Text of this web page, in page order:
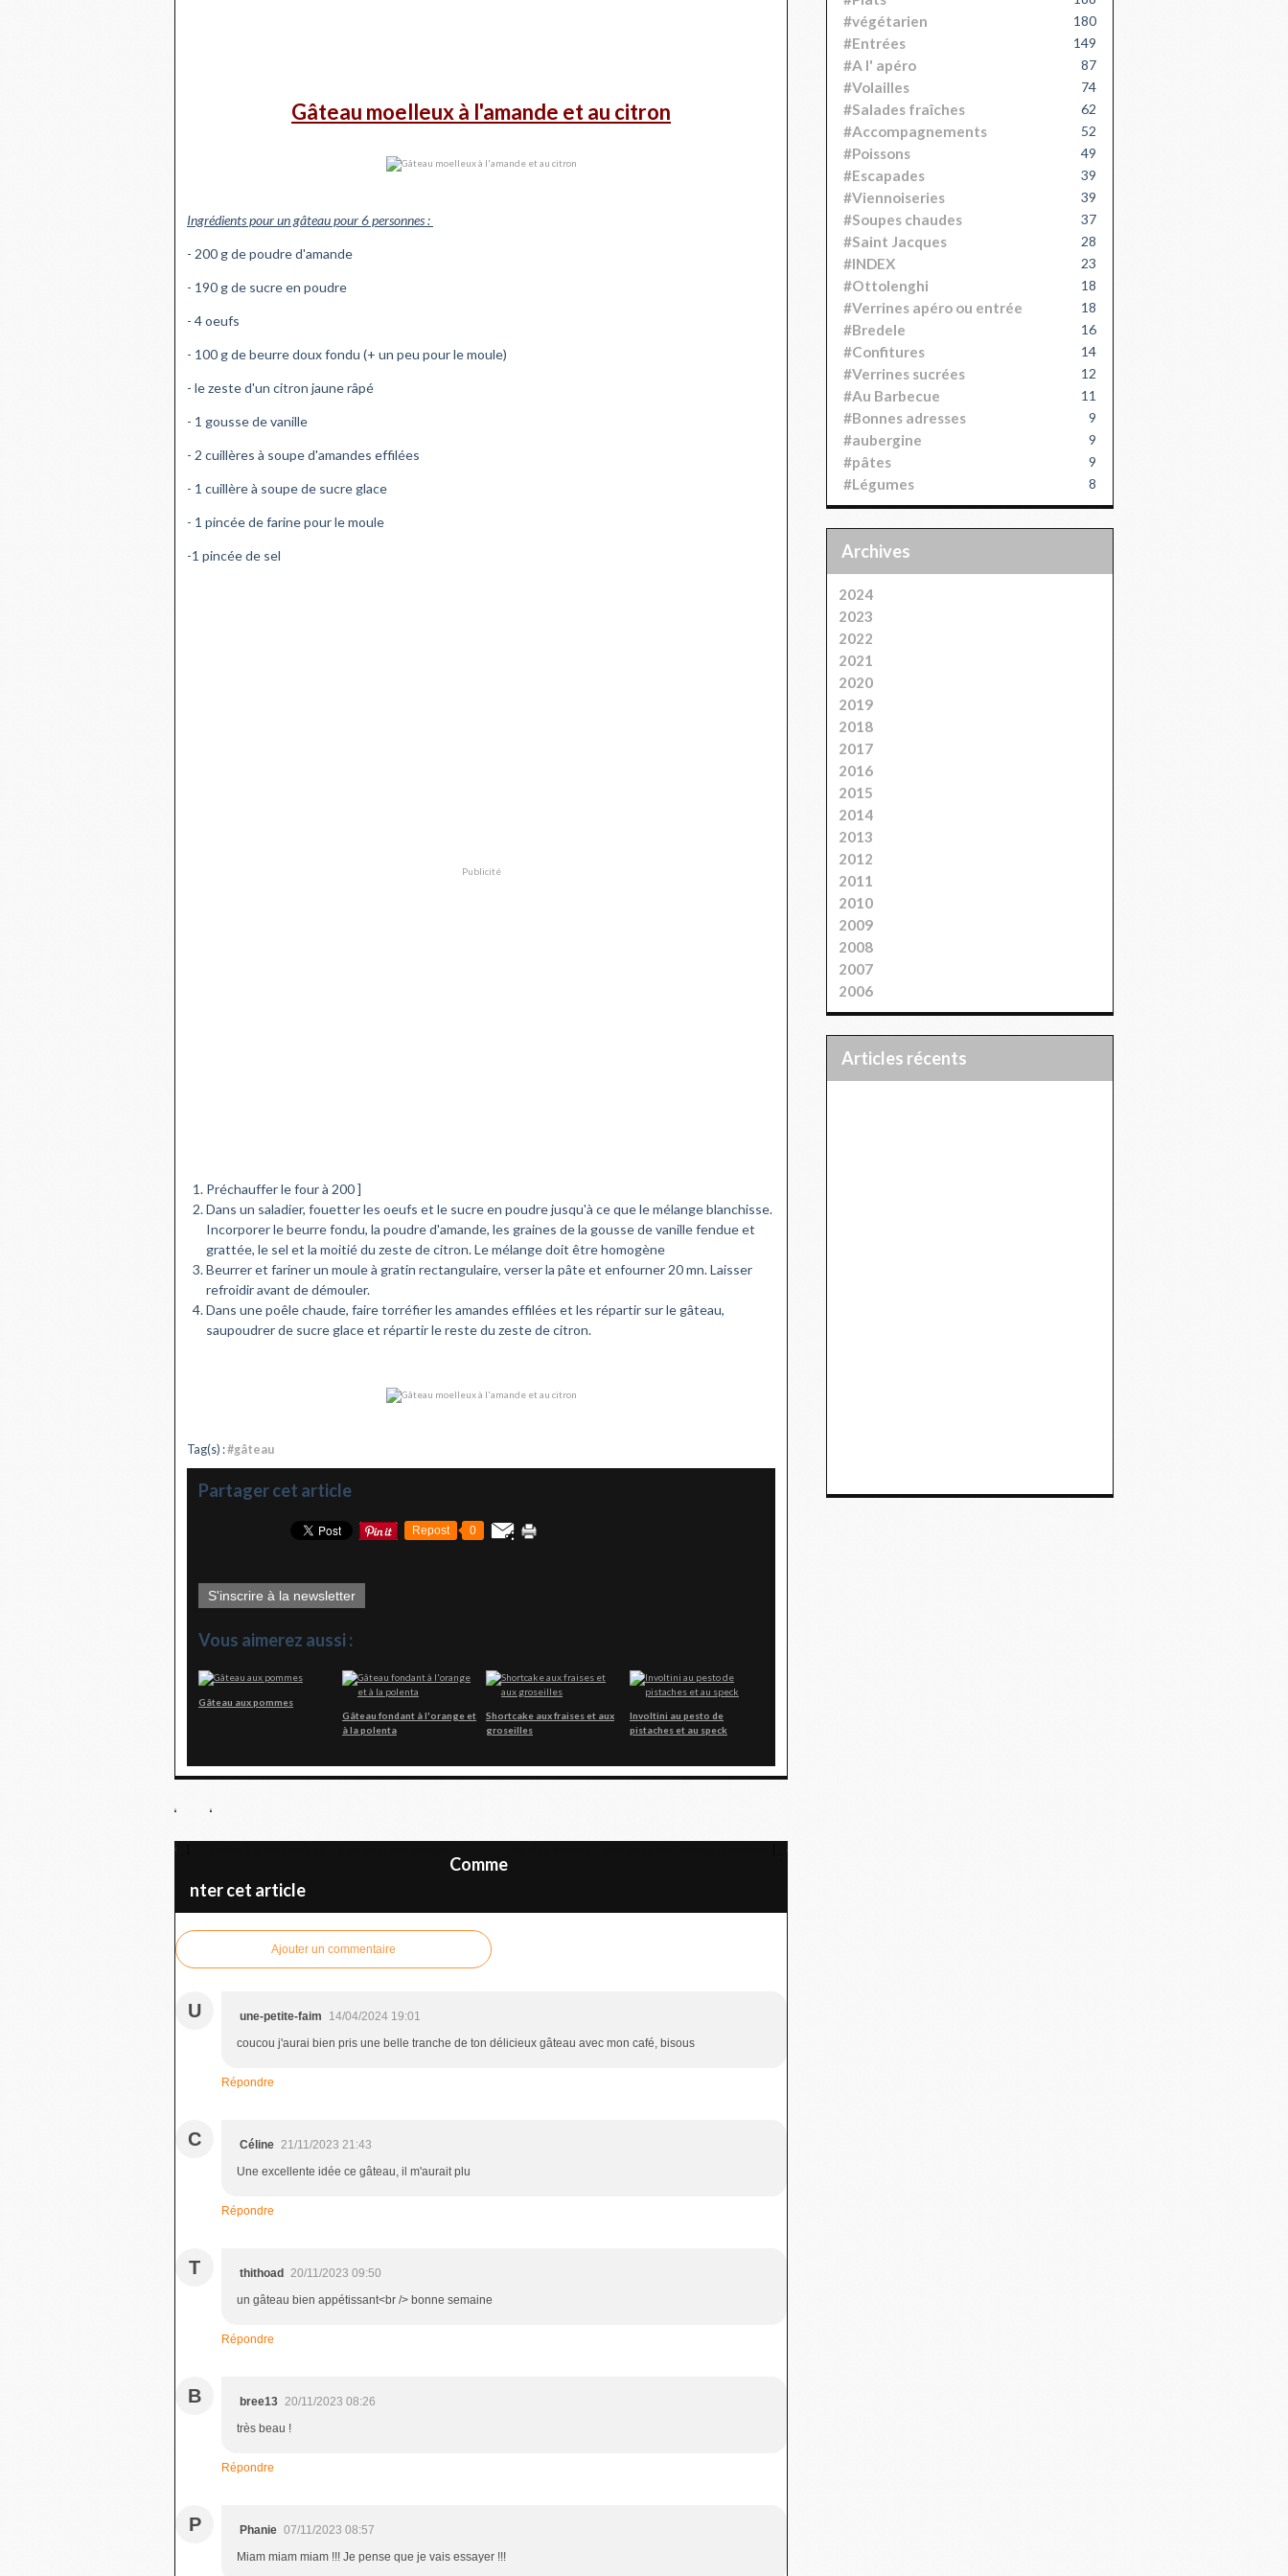
Gâteau moelleux à l'amande et au citron
Ingrédients pour un gâteau pour 6 personnes :
- 200 g de poudre d'amande
- 190 g de sucre en poudre
- 4 oeufs
- 100 g de beurre doux fondu (+ un peu pour le moule)
- le zeste d'un citron jaune râpé
- 1 gousse de vanille
- 2 cuillères à soupe d'amandes effilées
- 1 cuillère à soupe de sucre glace
- 1 pincée de farine pour le moule
-1 pincée de sel
Publicité
Préchauffer le four à 200 ]
Dans un saladier, fouetter les oeufs et le sucre en poudre jusqu'à ce que le mélange blanchisse.
Incorporer le beurre fondu, la poudre d'amande, les graines de la gousse de vanille fendue et
grattée, le sel et la moitié du zeste de citron. Le mélange doit être homogène
Beurrer et fariner un moule à gratin rectangulaire, verser la pâte et enfourner 20 mn. Laisser
refroidir avant de démouler.
Dans une poêle chaude, faire torréfier les amandes effilées et les répartir sur le gâteau,
saupoudrer de sucre glace et répartir le reste du zeste de citron.
Tag(s) :#gâteau
Partager cet article
Repost 0
S'inscrire à la newsletter
Vous aimerez aussi :
Gâteau aux pommes
Gâteau fondant à l'orange et
à la polenta
Shortcake aux fraises et aux
groseilles
Involtini au pesto de
pistaches et au speck
Comme
nter cet article
Ajouter un commentaire
U une-petite-faim
14/04/2024 19:01
coucou j'aurai bien pris une belle tranche de ton délicieux gâteau avec mon café, bisous
Répondre
C Céline 21/11/2023 21:43
Une excellente idée ce gâteau, il m'aurait plu
Répondre
T thithoad 20/11/2023 09:50
un gâteau bien appétissant<br /> bonne semaine
Répondre
B bree13 20/11/2023 08:26
très beau !
Répondre
P Phanie 07/11/2023 08:57
Miam miam miam !!! Je pense que je vais essayer !!!
#végétarien 180
#Entrées 149
#A l' apéro 87
#Volailles 74
#Salades fraîches 62
#Accompagnements 52
#Poissons 49
#Escapades 39
#Viennoiseries 39
#Soupes chaudes 37
#Saint Jacques 28
#INDEX 23
#Ottolenghi 18
#Verrines apéro ou entrée 18
#Bredele 16
#Confitures 14
#Verrines sucrées 12
#Au Barbecue 11
#Bonnes adresses 9
#aubergine 9
#pâtes 9
#Légumes 8
Archives
2024
2023
2022
2021
2020
2019
2018
2017
2016
2015
2014
2013
2012
2011
2010
2009
2008
2007
2006
articles récents